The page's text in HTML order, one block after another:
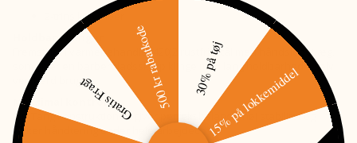
2-trins knivsliber
Holdbare klinger
Fremstillet i varmebehandlet 420J2 rustfrit stål med håndslebet æg,
som giver en barberbladsskarp klinge med lang holdbarhed – selv
ved hård brug.
Maksimal kontrol
Full Tang konstruktionen giver perfekt balance, høj stabilitet og
sikker håndtering under hele arbejdet.
30% på tøj
15% på lokkemiddel
Gratis Fragt500 kr rabatkode